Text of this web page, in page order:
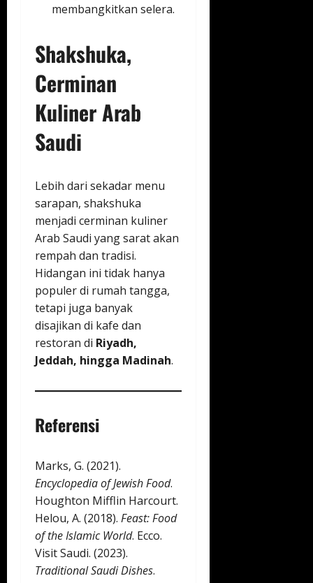
membangkitkan selera.
Shakshuka,
Cerminan
Kuliner Arab
Saudi
Lebih dari sekadar menu
sarapan, shakshuka
menjadi cerminan kuliner
Arab Saudi yang sarat akan
rempah dan tradisi.
Hidangan ini tidak hanya
populer di rumah tangga,
tetapi juga banyak
disajikan di kafe dan
restoran di Riyadh,
Jeddah, hingga Madinah.
Referensi
Marks, G. (2021).
Encyclopedia of Jewish Food.
Houghton Mifflin Harcourt.
Helou, A. (2018). Feast: Food
of the Islamic World. Ecco.
Visit Saudi. (2023).
Traditional Saudi Dishes.